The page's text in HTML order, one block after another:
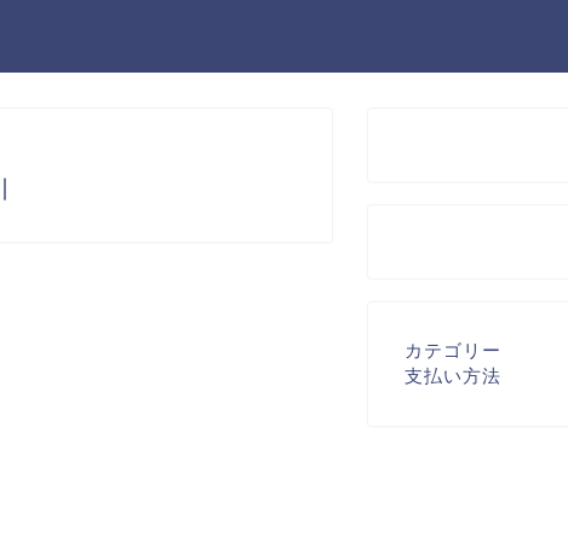
カテゴリー
支払い方法